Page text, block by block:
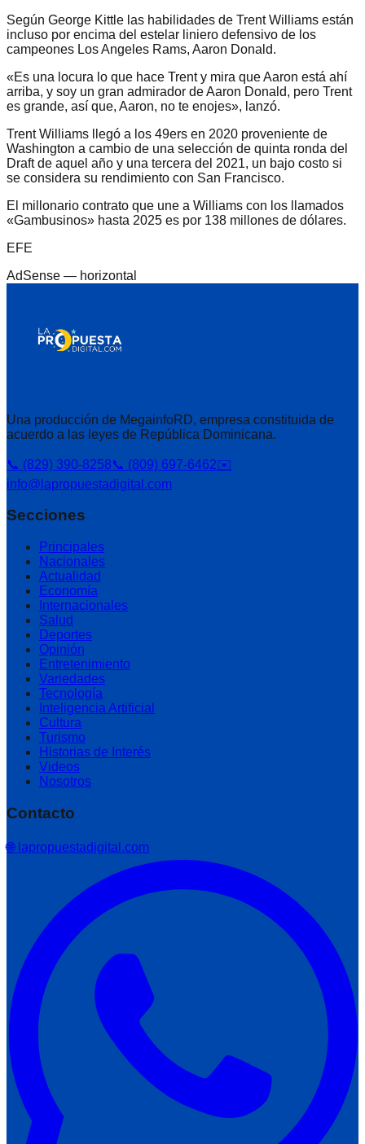
Según George Kittle las habilidades de Trent Williams están
incluso por encima del estelar liniero defensivo de los
campeones Los Angeles Rams, Aaron Donald.
«Es una locura lo que hace Trent y mira que Aaron está ahí
arriba, y soy un gran admirador de Aaron Donald, pero Trent
es grande, así que, Aaron, no te enojes», lanzó.
Trent Williams llegó a los 49ers en 2020 proveniente de
Washington a cambio de una selección de quinta ronda del
Draft de aquel año y una tercera del 2021, un bajo costo si
se considera su rendimiento con San Francisco.
El millonario contrato que une a Williams con los llamados
«Gambusinos» hasta 2025 es por 138 millones de dólares.
EFE
AdSense — horizontal
Una producción de MegainfoRD, empresa constituida de
acuerdo a las leyes de República Dominicana.
📞 (829) 390-8258📞 (809) 697-6462✉️
info@lapropuestadigital.com
Secciones
Principales
Nacionales
Actualidad
Economía
Internacionales
Salud
Deportes
Opinión
Entretenimiento
Variedades
Tecnología
Inteligencia Artificial
Cultura
Turismo
Historias de Interés
Videos
Nosotros
Contacto
🌐 lapropuestadigital.com